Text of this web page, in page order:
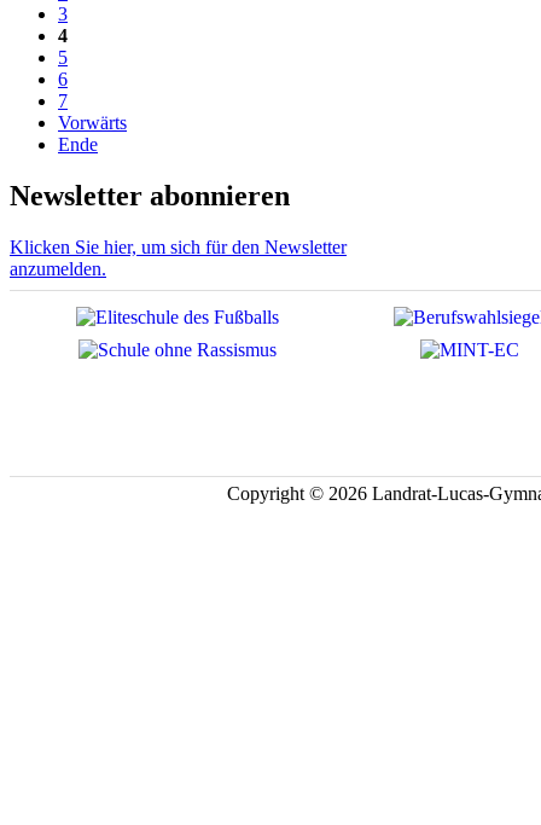
3
4
5
6
7
Vorwärts
Ende
Newsletter abonnieren
Klicken Sie hier, um sich für den Newsletter
anzumelden.
Copyright © 2026 Landrat-Lucas-